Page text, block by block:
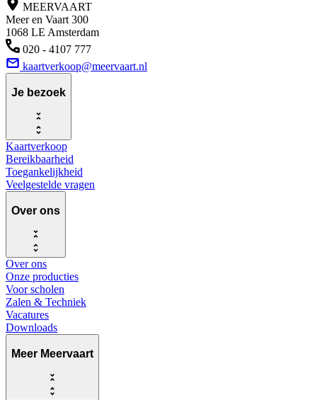
MEERVAART
Meer en Vaart 300
1068 LE Amsterdam
020 - 4107 777
kaartverkoop@meervaart.nl
Je bezoek
Kaartverkoop
Bereikbaarheid
Toegankelijkheid
Veelgestelde vragen
Over ons
Over ons
Onze producties
Voor scholen
Zalen & Techniek
Vacatures
Downloads
Meer Meervaart